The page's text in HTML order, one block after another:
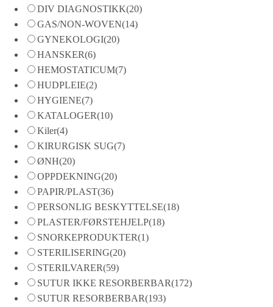
DIV DIAGNOSTIKK(20)
GAS/NON-WOVEN(14)
GYNEKOLOGI(20)
HANSKER(6)
HEMOSTATICUM(7)
HUDPLEIE(2)
HYGIENE(7)
KATALOGER(10)
Kiler(4)
KIRURGISK SUG(7)
ØNH(20)
OPPDEKNING(20)
PAPIR/PLAST(36)
PERSONLIG BESKYTTELSE(18)
PLASTER/FØRSTEHJELP(18)
SNORKEPRODUKTER(1)
STERILISERING(20)
STERILVARER(59)
SUTUR IKKE RESORBERBAR(172)
SUTUR RESORBERBAR(193)